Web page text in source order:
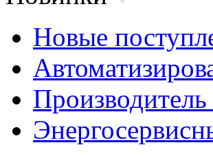
Новые